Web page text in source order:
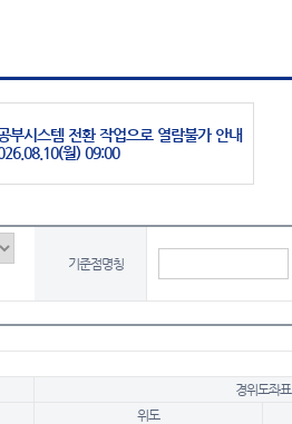
부시스템 전환 작업으로 열람불가 안내
월) 09:00
기준점명칭
경위도좌표
위도